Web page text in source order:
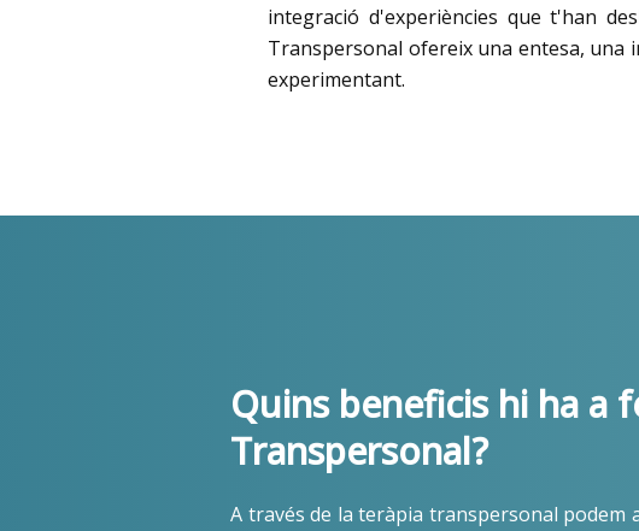
integració d'experiències que t'han
Transpersonal ofereix una entesa, una
experimentant.
Quins beneficis hi ha a
Transpersonal?
A través de la teràpia transpersonal podem